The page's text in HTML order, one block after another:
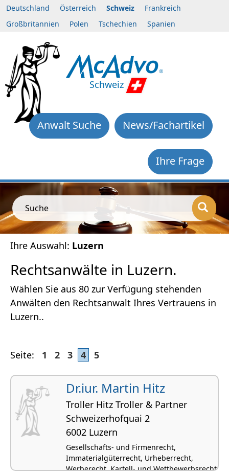
Deutschland Österreich Schweiz
Frankreich
Großbritannien
Polen Tschechien Spanien
Schweiz
News/Fachartikel
Anwalt Suche
Ihre Frage
Suche
Ihre Auswahl: Luzern
Rechtsanwälte in Luzern.
Wählen Sie aus 80 zur Verfügung stehenden
Anwälten den Rechtsanwalt Ihres Vertrauens in
Luzern..
Seite: 1 2 3 4 5
Dr.iur. Martin Hitz
Troller Hitz Troller & Partner
Schweizerhofquai 2
6002 Luzern
Gesellschafts- und Firmenrecht,
Immaterialgüterrecht, Urheberrecht,
Werberecht, Kartell- und Wettbewerbsrecht